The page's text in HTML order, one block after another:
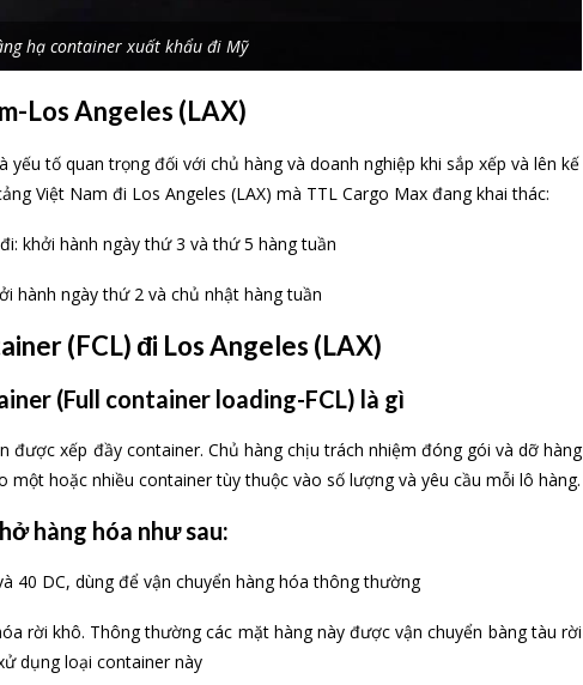
hạ container xuất khẩu đi Mỹ
Los Angeles (LAX)
tố quan trọng đối với chủ hàng và doanh nghiệp khi sắp xếp và lên kế
Việt Nam đi Los Angeles (LAX) mà TTL Cargo Max đang khai thác:
khởi hành ngày thứ 3 và thứ 5 hàng tuần
hành ngày thứ 2 và chủ nhật hàng tuần
(FCL) đi Los Angeles (LAX)
(Full container loading-FCL) là gì
được xếp đầy container. Chủ hàng chịu trách nhiệm đóng gói và dỡ hàng
hoặc nhiều container tùy thuộc vào số lượng và yêu cầu mỗi lô hàng.
hàng hóa như sau:
40 DC, dùng để vận chuyển hàng hóa thông thường
rời khô. Thông thường các mặt hàng này được vận chuyển bàng tàu rời
dụng loại container này